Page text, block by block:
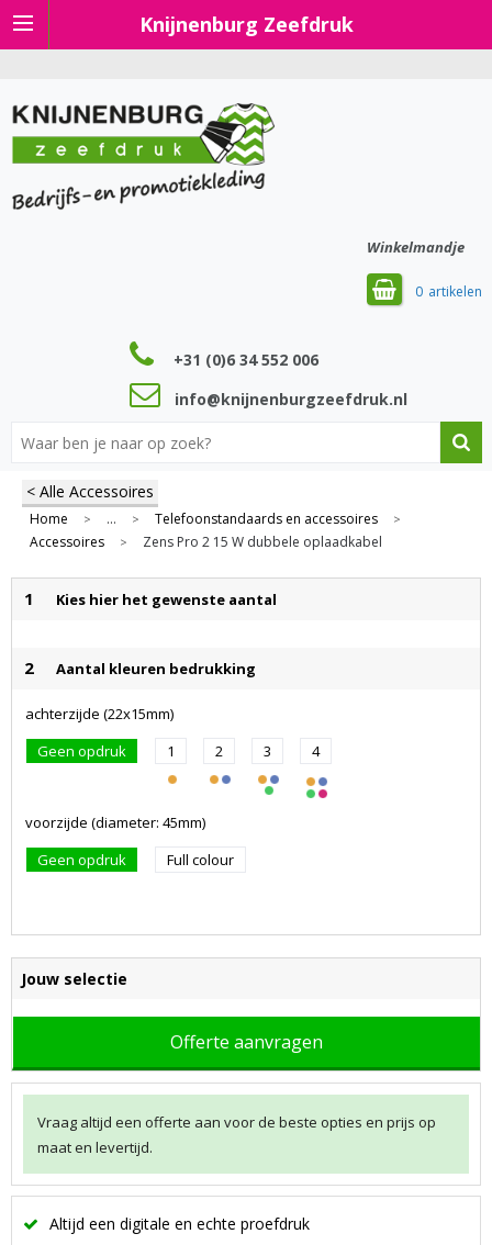
Knijnenburg Zeefdruk
Winkelmandje
0
+31 (0)6 34 552 006
info@knijnenburgzeefdruk.nl
< Alle Accessoires
Home > ... > Telefoonstandaards en accessoires >
Accessoires > Zens Pro 2 15 W dubbele oplaadkabel
1 Kies hier het gewenste aantal
2 Aantal kleuren bedrukking
achterzijde (22x15mm)
Geen opdruk
1 2 3 4
voorzijde (diameter: 45mm)
Geen opdruk
Full colour
Jouw selectie
Offerte aanvragen
Vraag altijd een offerte aan voor de beste opties en prijs op
maat en levertijd.
Altijd een digitale en echte proefdruk